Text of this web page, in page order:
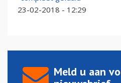
23-02-2018 - 12:29
Meld u aan